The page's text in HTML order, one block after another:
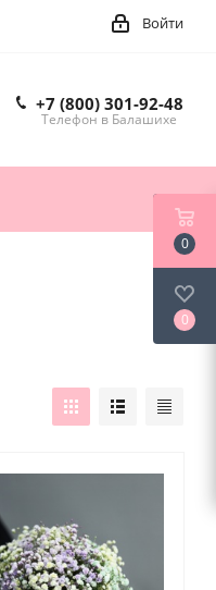
Войти
+7 (800) 301-92-48
Телефон в Балашихе
0
0